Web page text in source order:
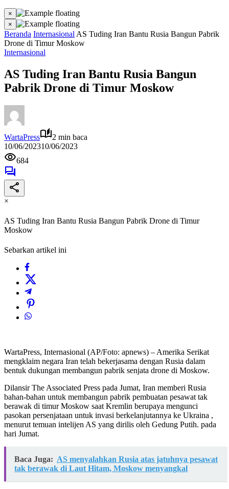
×
×
Beranda Internasional AS Tuding Iran Bantu Rusia Bangun Pabrik
Drone di Timur Moskow
Internasional
AS Tuding Iran Bantu Rusia Bangun
Pabrik Drone di Timur Moskow
WartaPress
2 min baca
10/06/202310/06/2023
684
×
AS Tuding Iran Bantu Rusia Bangun Pabrik Drone di Timur
Moskow
Sebarkan artikel ini
WartaPress, Internasional (AP/Foto: apnews) – Amerika Serikat
mengklaim negara Iran telah bekerjasama dengan Rusia dalam
bentuk dukungan membangun pabrik senjata drone di Moskow.
Dilansir The Associated Press pada Jumat, Iran memberi Rusia
bahan-bahan untuk membangun pabrik pembuatan pesawat tak
berawak di timur Moskow saat Kremlin berupaya mengunci
pasokan persenjataan untuk invasi berkelanjutannya ke Ukraina ,
menurut temuan intelijen AS yang dirilis oleh Gedung Putih. pada
hari Jumat.
Baca Juga: AS menyalahkan Rusia atas jatuhnya pesawat
tak berawak di Laut Hitam, Moskow menyangkal